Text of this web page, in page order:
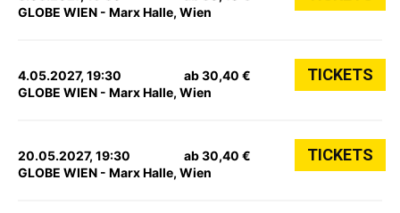
GLOBE WIEN - Marx Halle, Wien
4.05.2027, 19:30
GLOBE WIEN - Marx Halle, Wien
ab 30,40 € TICKETS
20.05.2027, 19:30
GLOBE WIEN - Marx Halle, Wien
ab 30,40 € TICKETS